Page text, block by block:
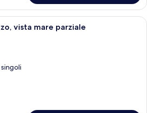
Un balcone con sedie e tavolo
vista mare parziale